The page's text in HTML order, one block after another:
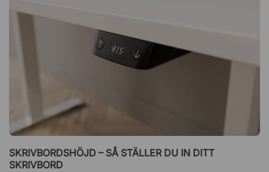
SKRIVBORDSHÖJD – SÅ STÄLLER DU IN DITT
SKRIVBORD